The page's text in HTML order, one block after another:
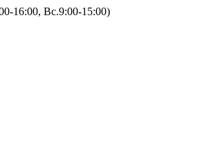
16:00, Вс.9:00-15:00)